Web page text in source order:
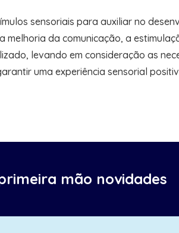
sensoriais para auxiliar no
da comunicação, a
levando em consideração as
uma experiência sensorial
mão novidades